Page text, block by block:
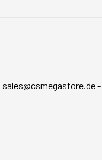
sales@csmegastore.de-